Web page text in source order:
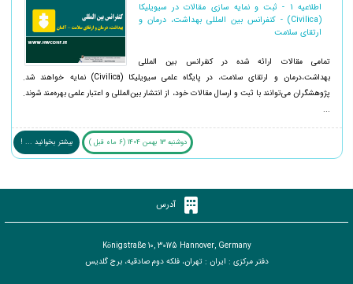
اطلاعیه 1 - ثبت و نمایه سازی مقالات در سیویلیکا
(Civilica) - کنفرانس بین المللی بهداشت، درمان و
ارتقای سلامت
تمامی مقالات ارائه شده در کنفرانس بین المللی
بهداشت،درمان و ارتقای سلامت، در پایگاه علمی سیویلیکا (Civilica) نمایه خواهند شد.
پژوهشگران می‌توانند با ثبت و ارسال مقالات خود، از انتشار بین‌المللی و اعتبار علمی بهره‌مند شوند.
...
دوشنبه 13 بهمن 1404 (6 ماه قبل ) بیشتر بخوانید ... !
آدرس
Königstraße 10, 30175 Hannover, Germany
دفتر مرکزی : ایران : تهران، فلکه دوم صادقیه، برج گلدیس